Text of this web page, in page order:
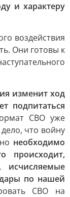
и характеру
воздействия
Они готовы к
изменит ход
подпитаться
СВО уже
что войну
необходимо
происходит,
исчисляемые
по нашей
СВО на